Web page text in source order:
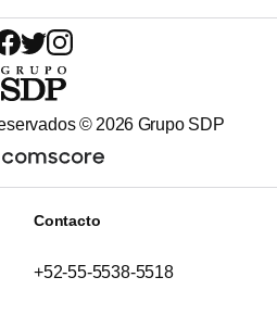
©2026 Grupo SDP
Contacto
+52-55-5538-5518